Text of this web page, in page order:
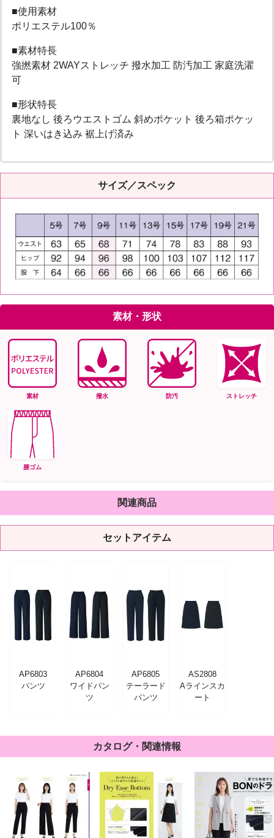
■使用素材
ポリエステル100％
■素材特長
強撚素材 2WAYストレッチ 撥水加工 防汚加工 家庭洗濯
可
■形状特長
裏地なし 後ろウエストゴム 斜めポケット 後ろ箱ポケッ
ト 深いはき込み 裾上げ済み
サイズ／スペック
素材・形状
素材 撥水 防汚 ストレッチ
腰ゴム
関連商品
セットアイテム
AP6803
パンツ
AP6804
ワイドパン
ツ
AP6805
テーラード
パンツ
AS2808
Aラインスカ
ート
カタログ・関連情報